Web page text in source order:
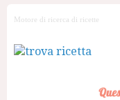
Motore di ricerca di ricette